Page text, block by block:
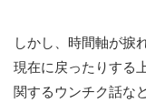
しかし、時間軸が捩
現在に戻ったりする
関するウンチク話な